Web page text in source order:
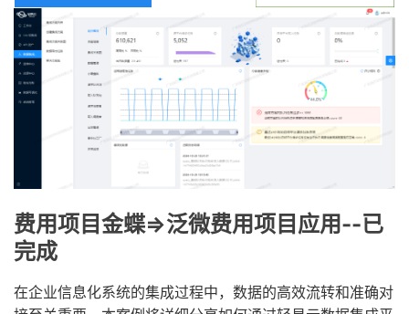
费用项目金蝶=>泛微费用项目应用--已
完成
在企业信息化系统的集成过程中，数据的高效流转和准确对